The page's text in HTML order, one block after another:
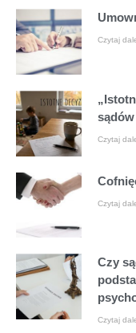
Czytaj
sądów
Czytaj
Czytaj
Czy
Czytaj